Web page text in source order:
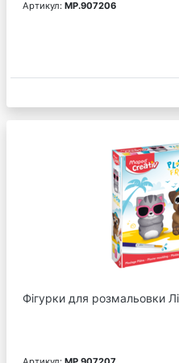
Артикул: MP.907206
Фігурки для розмальовки